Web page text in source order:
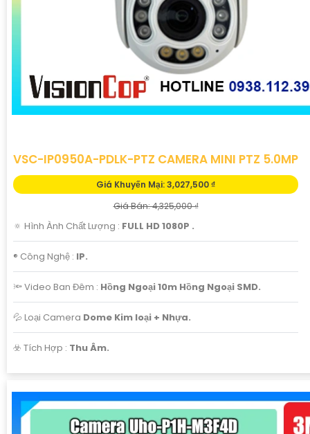
VSC-IP0950A-PDLK-PTZ CAMERA MINI PTZ 5.0MP
Giá Khuyến Mại: 3,027,500 ₫
Giá Bán: 4,325,000 ₫
🔅 Hình Ành Chất Lượng : FULL HD 1080P .
®️ Công Nghệ : IP.
🔦 Video Ban Đêm : Hồng Ngoại 10m Hồng Ngoại SMD.
💦 Loại Camera Dome Kim loại + Nhựa.
️☣️ Tích Hợp : Thu Âm.